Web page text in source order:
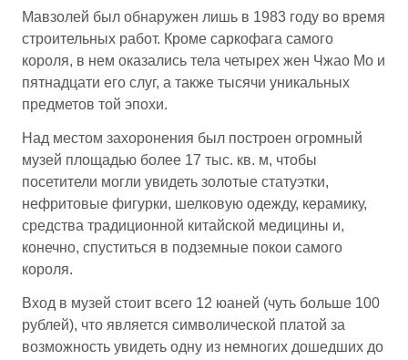
Мавзолей был обнаружен лишь в 1983 году во время
строительных работ. Кроме саркофага самого
короля, в нем оказались тела четырех жен Чжао Мо и
пятнадцати его слуг, а также тысячи уникальных
предметов той эпохи.
Над местом захоронения был построен огромный
музей площадью более 17 тыс. кв. м, чтобы
посетители могли увидеть золотые статуэтки,
нефритовые фигурки, шелковую одежду, керамику,
средства традиционной китайской медицины и,
конечно, спуститься в подземные покои самого
короля.
Вход в музей стоит всего 12 юаней (чуть больше 100
рублей), что является символической платой за
возможность увидеть одну из немногих дошедших до